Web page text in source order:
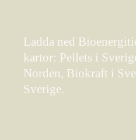
Ladda ned
kartor: Pellets i
Norden, Biokraft i
Sverige.